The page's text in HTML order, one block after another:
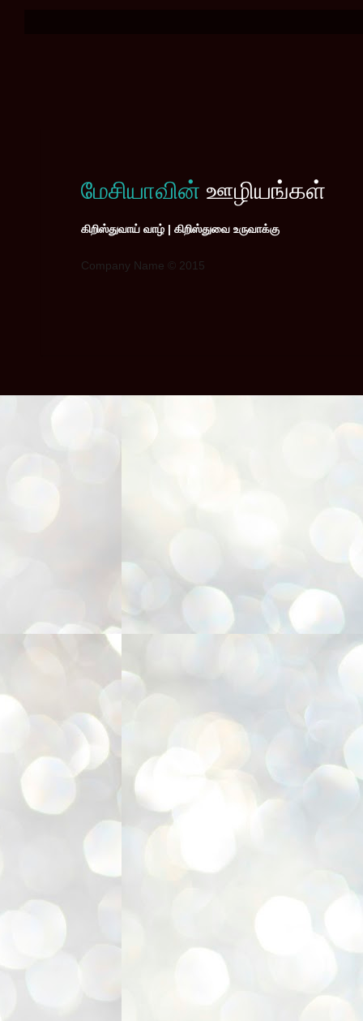
மேசியாவின் ஊழியங்கள்
கிறிஸ்துவாய் வாழ் | கிறிஸ்துவை உருவாக்கு
Company Name © 2015